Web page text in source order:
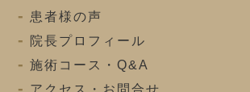
患者様の声
院長プロフィール
施術コース・Q&A
アクセス・お問合せ